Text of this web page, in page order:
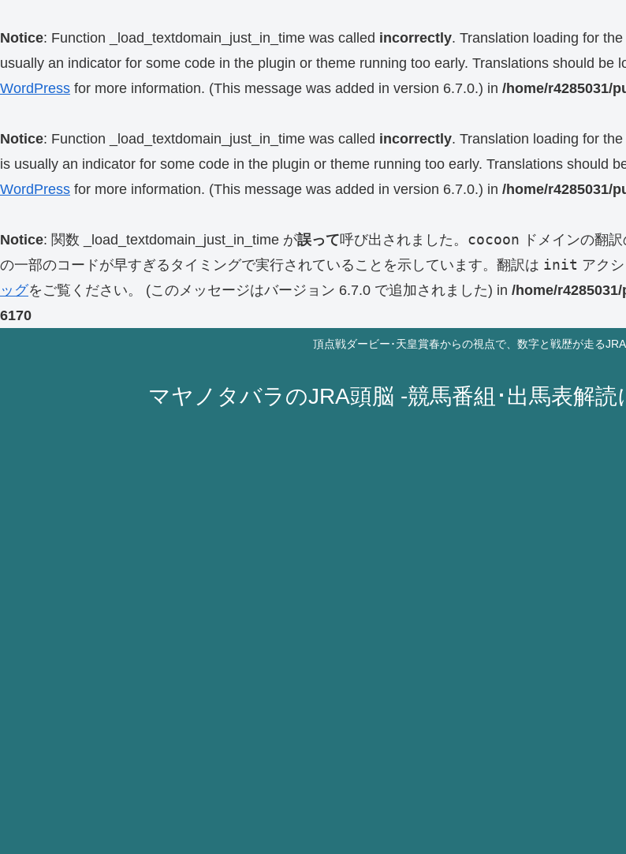
Notice: Function _load_textdomain_just_in_time was called incorrectly. Translation loading for the
usually an indicator for some code in the plugin or theme running too early. Translations should be
WordPress for more information. (This message was added in version 6.7.0.) in /home/r4285031/
Notice: Function _load_textdomain_just_in_time was called incorrectly. Translation loading for the
is usually an indicator for some code in the plugin or theme running too early. Translations should
WordPress for more information. (This message was added in version 6.7.0.) in /home/r4285031/
Notice: 関数 _load_textdomain_just_in_time が誤って呼び出されました。 cocoon ドメインの翻
の一部のコードが早すぎるタイミングで実行されていることを示しています。翻訳は init アク
ッグをご覧ください。 (このメッセージはバージョン 6.7.0 で追加されました) in /home/
6170
頂点戦ダービー･天皇賞春からの視点で、数字と戦歴が走る
マヤノタバラのJRA頭脳 -競馬番組･出馬表解